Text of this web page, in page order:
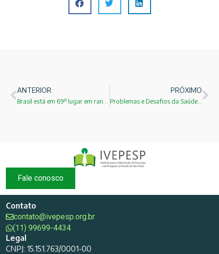
ANTERIOR PRÓXIMO
Problemas e Desafios da Saúde:Wagner Cunha Carvalho!
Fale conosco
Contato
contato@ivepesp.org.br
(11) 99699-4434
Legal
CNPJ: 15.151.763/0001-00